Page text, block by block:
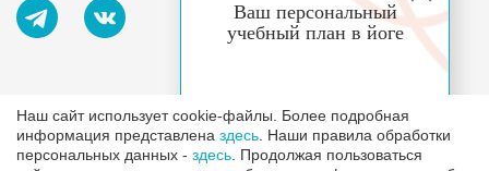
Лицензия №4255 от 27 октября 2020 г.
Все права защищены и охраняются законом.
Наш сайт использует cookie-файлы. Более подробная
информация представлена здесь . Наши правила обработки
персональных данных - здесь . Продолжая пользоваться
Ваш персональный
учебный план в йоге